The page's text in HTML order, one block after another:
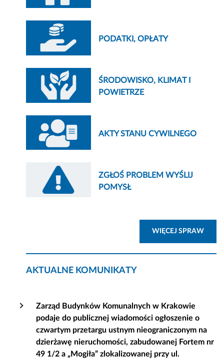
AKTY STANU CYWILNEGO
PODATKI, OPŁATY
ŚRODOWISKO, KLIMAT I
POWIETRZE
ZGŁOŚ PROBLEM WYŚLIJ
POMYSŁ
WIĘCEJ SPRAW
AKTUALNE KOMUNIKATY
Zarząd Budynków Komunalnych w Krakowie
podaje do publicznej wiadomości ogłoszenie o
czwartym przetargu ustnym nieograniczonym na
dzierżawę nieruchomości, zabudowanej Fortem nr
49 1/2 a „Mogiła” zlokalizowanej przy ul.